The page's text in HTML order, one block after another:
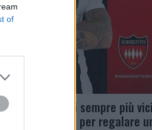
of
D’Ursi sempre più
accelera per regalare